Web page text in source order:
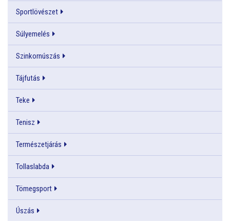
Sportlövészet
Súlyemelés
Szinkornúszás
Tájfutás
Teke
Tenisz
Természetjárás
Tollaslabda
Tömegsport
Úszás